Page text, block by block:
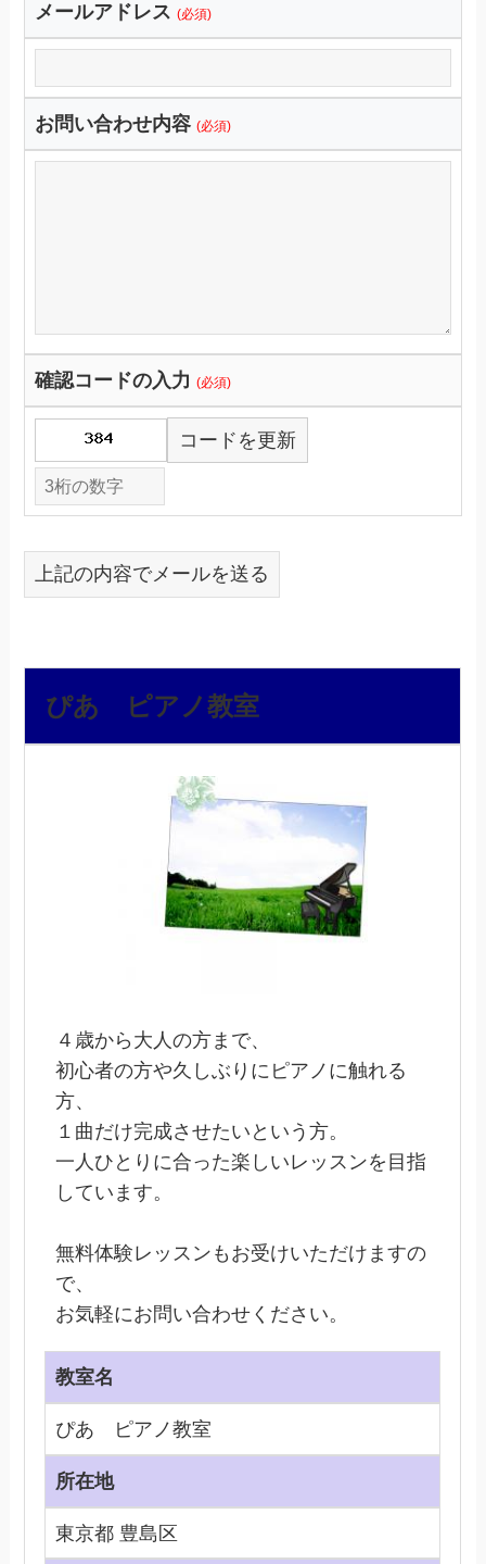
メールアドレス (必須)
お問い合わせ内容 (必須)
確認コードの入力(必須)
コードを更新
上記の内容でメールを送る
ぴあ ピアノ教室
４歳から大人の方まで、
初心者の方や久しぶりにピアノに触れる
方、
１曲だけ完成させたいという方。
一人ひとりに合った楽しいレッスンを目指
しています。
無料体験レッスンもお受けいただけますの
で、
お気軽にお問い合わせください。
教室名
ぴあ ピアノ教室
所在地
東京都 豊島区